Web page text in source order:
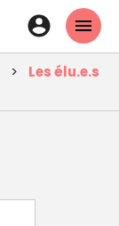
En-
tête
-Les élu.e.s